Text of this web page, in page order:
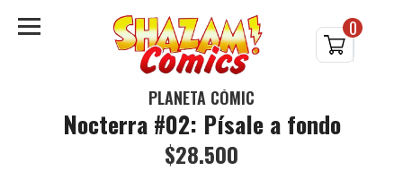
0
PLANETA CÓMIC
Nocterra #02: Písale a fondo
$28.500